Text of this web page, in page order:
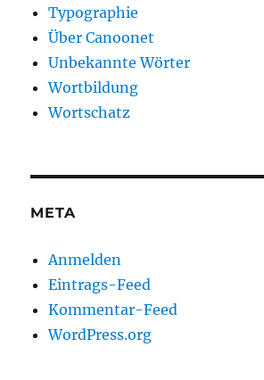
Typographie
Über Canoonet
Unbekannte Wörter
Wortbildung
Wortschatz
META
Anmelden
Eintrags-Feed
Kommentar-Feed
WordPress.org